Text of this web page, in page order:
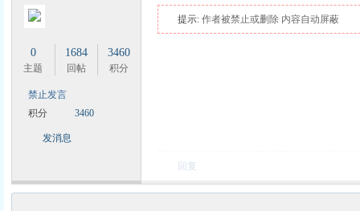
0
主题
1684
回帖
3460
积分
禁止发言
积分
3460
发消息
提示: 作者被禁止或删除 内容自动屏蔽
回复